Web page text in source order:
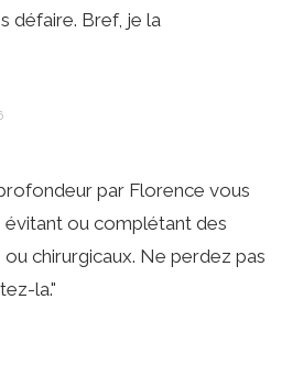
défaire. Bref, je la
par Florence vous
évitant ou complétant des
chirurgicaux. Ne perdez pas
la."